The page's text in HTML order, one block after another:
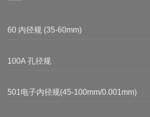
60 内径规 (35-60mm)
100A 孔径规
501电子内径规(45-100mm/0.001mm)